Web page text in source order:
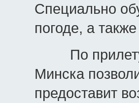
Специально
погоде, а
По прилету
Минска
предоставит